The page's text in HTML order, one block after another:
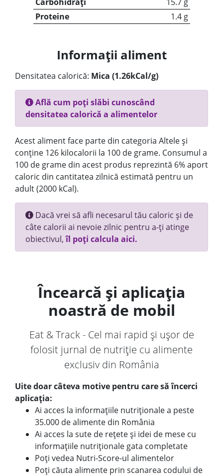
Proteine
1.4 g
Informații aliment
Densitatea calorică: Mica (1.26kCal/g)
Află cum poți slăbi cunoscând
densitatea calorică a alimentelor
Acest aliment face parte din categoria Altele și
conține 126 kilocalorii la 100 de grame. Consumul a
100 de grame din acest produs reprezintă 6% aport
caloric din cantitatea zilnică estimată pentru un
adult (2000 kCal).
Dacă vrei să afli necesarul tău caloric și de
câte calorii ai nevoie zilnic pentru a-ți atinge
obiectivul,îl poți calcula aici.
Încearcă și aplicația
noastră de mobil
Eat & Track - Cel mai rapid și ușor de
folosit jurnal de nutriție cu alimente
exclusiv din România
Uite doar câteva motive pentru care să încerci
aplicația:
Ai acces la informațiile nutriționale a peste
35.000 de alimente din România
Ai acces la sute de rețete și idei de mese cu
informațiile nutriționale gata completate
Poți vedea Nutri-Score-ul alimentelor
Poți căuta alimente prin scanarea codului de